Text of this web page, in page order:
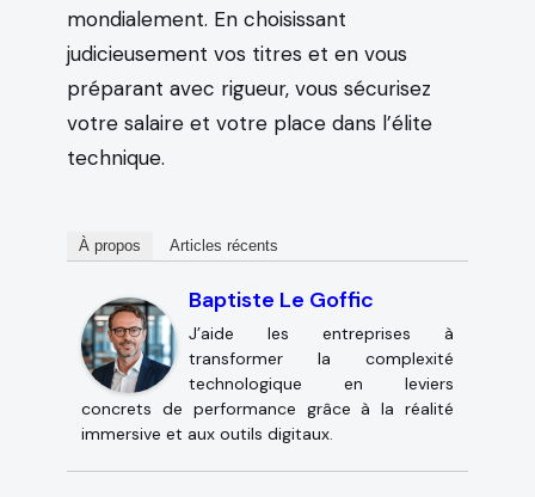
mondialement. En choisissant
judicieusement vos titres et en vous
préparant avec rigueur, vous sécurisez
votre salaire et votre place dans l’élite
technique.
À propos Articles récents
Baptiste Le Goffic
J’aide les entreprises à
transformer la complexité
technologique en leviers
concrets de performance grâce à la réalité
immersive et aux outils digitaux.